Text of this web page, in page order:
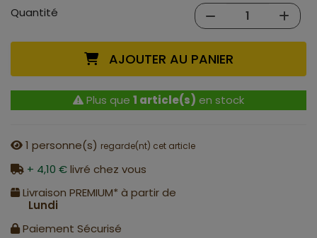
Quantité
AJOUTER AU PANIER
Plus que 1 article(s) en stock
1 personne(s) regarde(nt) cet article
+ 4,10 €livré chez vous
Livraison PREMIUM* à partir de
Lundi
Paiement Sécurisé